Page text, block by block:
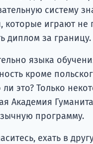
систему
которые играют не
диплом за границу.
языка
кроме
ли это? Только
Академия
программу.
ехать в